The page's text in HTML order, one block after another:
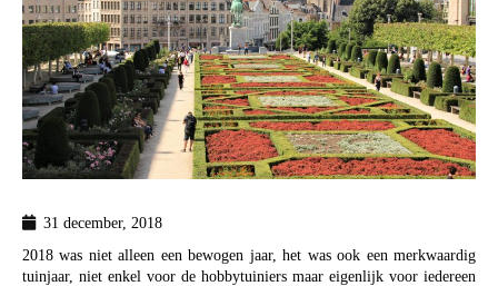
31 december, 2018
2018 was niet alleen een bewogen jaar, het was ook een merkwaardig
tuinjaar, niet enkel voor de hobbytuiniers maar eigenlijk voor iedereen